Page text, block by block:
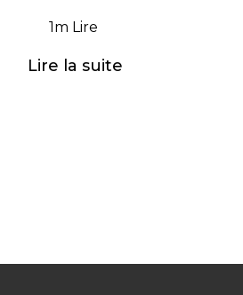
1m Lire
Lire la suite